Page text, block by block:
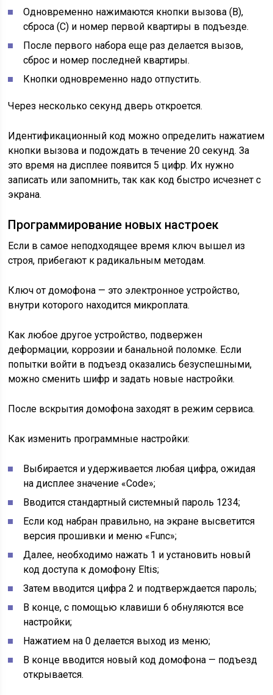
Одновременно нажимаются кнопки вызова (В),
сброса (С) и номер первой квартиры в подъезде.
После первого набора еще раз делается вызов,
сброс и номер последней квартиры.
Кнопки одновременно надо отпустить.
Через несколько секунд дверь откроется.
Идентификационный код можно определить нажатием
кнопки вызова и подождать в течение 20 секунд. За
это время на дисплее появится 5 цифр. Их нужно
записать или запомнить, так как код быстро исчезнет с
экрана.
Программирование новых настроек
Если в самое неподходящее время ключ вышел из
строя, прибегают к радикальным методам.
Ключ от домофона — это электронное устройство,
внутри которого находится микроплата.
Как любое другое устройство, подвержен
деформации, коррозии и банальной поломке. Если
попытки войти в подъезд оказались безуспешными,
можно сменить шифр и задать новые настройки.
После вскрытия домофона заходят в режим сервиса.
Как изменить программные настройки:
Выбирается и удерживается любая цифра, ожидая
на дисплее значение «Code»;
Вводится стандартный системный пароль 1234;
Если код набран правильно, на экране высветится
версия прошивки и меню «Func»;
Далее, необходимо нажать 1 и установить новый
код доступа к домофону Eltis;
Затем вводится цифра 2 и подтверждается пароль;
В конце, с помощью клавиши 6 обнуляются все
настройки;
Нажатием на 0 делается выход из меню;
В конце вводится новый код домофона — подъезд
открывается.